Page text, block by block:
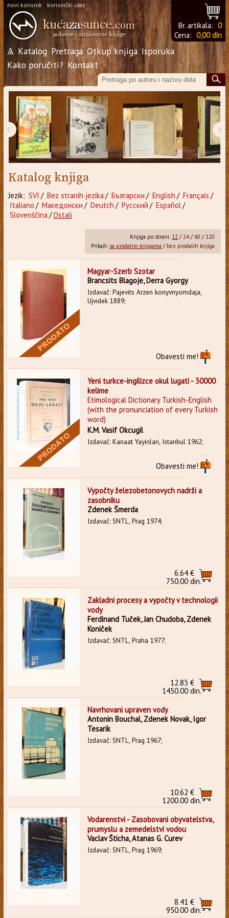
novi korisnik korisnički ulaz
Br. artikala: 0
Cena: 0,00 din
Ѧ Katalog Pretraga Otkup knjiga Isporuka
Kako poručiti? Kontakt
‹ ›
Katalog knjiga
Jezik: SVI / Bez stranih jezika / Български / English / Français /
Italiano / Македонски / Deutch / Русский / Español/
Slovenščina /Ostali
Knjiga po strani: 12 /24/ 60 / 120
Prikaži: sa prodatim knjigama / bez prodatih knjiga
Magyar-Szerb Szotar
Brancsits Blagoje, Derra Gyorgy
Izdavač: Pajevits Arzen konyvnyomdaja,
Ujvidek 1889;
Obavesti me!
Yeni turkce-ingilizce okul lugati - 30000
kelime
Etimological Dictionary Turkish-English
(with the pronunciation of every Turkish
word)
K.M. Vasif Okcugil
Izdavač: Kanaat Yayinlari, Istanbul 1962;
Obavesti me!
Vypočty železobetonovych nadrži a
zasobniku
Zdenek Šmerda
Izdavač: SNTL, Prag 1974;
6.64 €
750.00 din.
Zakladni procesy a vypočty v technologii
vody
Ferdinand Tuček, Jan Chudoba, Zdenek
Koniček
Izdavač: SNTL, Praha 1977;
12.83 €
1450.00 din.
Navrhovani upraven vody
Antonin Bouchal, Zdenek Novak, Igor
Tesarik
Izdavač: SNTL, Prag 1967;
10.62 €
1200.00 din.
Vodarenstvi - Zasobovani obyvatelstva,
prumyslu a zemedelstvi vodou
Vaclav Šticha, Atanas G. Curev
Izdavač: SNTL, Prag 1969;
8.41 €
950.00 din.